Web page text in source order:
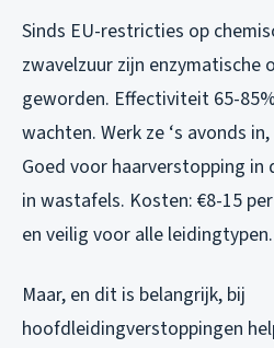
Sinds EU-restricties op
zwavelzuur zijn
geworden. Effectiviteit 65-
wachten. Werk ze ‘s avonds
Goed voor haarverstopping in
in wastafels. Kosten: €8-15
en veilig voor alle leidingtypen.
Maar, en dit is belangrijk, bij
hoofdleidingverstoppingen